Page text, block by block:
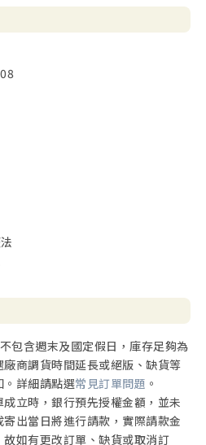
象165
象169
171
175
包含週末及國定假日，庫存足夠為
商調貨時間延長或絕版、缺貨等
詳細請點選常見訂單問題 。
立時，銀行預先授權金額，並未
出當日將進行請款，實際請款金
如有更改訂單、缺貨或取消訂